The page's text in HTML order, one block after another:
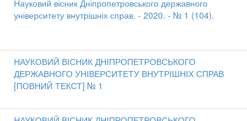
Науковий вісник Дніпропетровського державного
університету внутрішніх справ. - 2020. - № 1 (104).
НАУКОВИЙ ВІСНИК ДНІПРОПЕТРОВСЬКОГО
ДЕРЖАВНОГО УНІВЕРСИТЕТУ ВНУТРІШНІХ СПРАВ
[ПОВНИЙ ТЕКСТ] № 1